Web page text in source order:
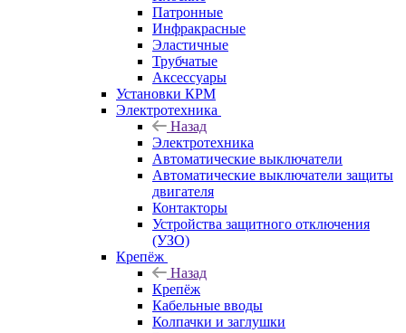
Патронные
Инфракрасные
Эластичные
Трубчатые
Аксессуары
Установки КРМ
Электротехника
Назад
Электротехника
Автоматические выключатели
Автоматические выключатели защиты
двигателя
Контакторы
Устройства защитного отключения
(УЗО)
Крепёж
Назад
Крепёж
Кабельные вводы
Колпачки и заглушки